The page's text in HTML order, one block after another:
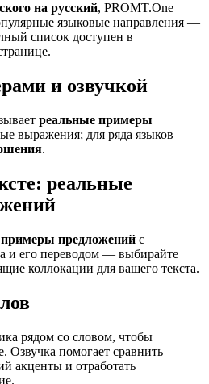
на русский, PROMT.One
языковые направления —
список доступен в
и озвучкой
реальные примеры
выражения; для ряда языков
.
реальные
предложений с
и его переводом — выбирайте
коллокации для вашего текста.
рядом со словом, чтобы
Озвучка помогает сравнить
акценты и отработать